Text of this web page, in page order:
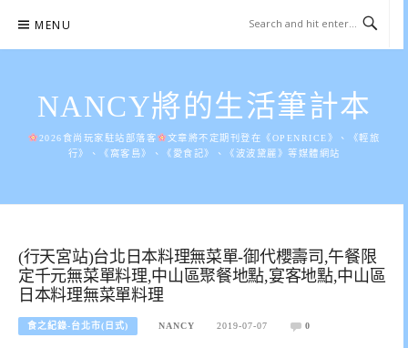
content
MENU
NANCY將的生活筆計本
2026食尚玩家駐站部落客
文章將不定期刊登在《OPENRICE》、《輕旅
行》、《窩客島》、《愛食記》、《波波黛麗》等媒體網站
(行天宮站)台北日本料理無菜單-御代櫻壽司,午餐限
定千元無菜單料理,中山區聚餐地點,宴客地點,中山區
日本料理無菜單料理
食之紀錄-台北市(日式) NANCY 2019-07-07 0